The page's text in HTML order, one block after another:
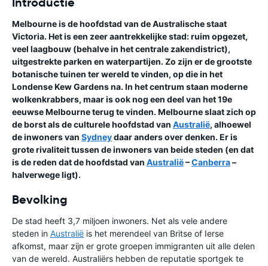
Melbourne is de hoofdstad van de Australische staat
Victoria. Het is een zeer aantrekkelijke stad: ruim opgezet,
veel laagbouw (behalve in het centrale zakendistrict),
uitgestrekte parken en waterpartijen. Zo zijn er de grootste
botanische tuinen ter wereld te vinden, op die in het
Londense Kew Gardens na. In het centrum staan moderne
wolkenkrabbers, maar is ook nog een deel van het 19e
eeuwse Melbourne terug te vinden. Melbourne slaat zich op
de borst als de culturele hoofdstad van Australië, alhoewel
de inwoners van Sydneydaar anders over denken. Er is
grote rivaliteit tussen de inwoners van beide steden (en dat
is de reden dat de hoofdstad van Australië–Canberra–
halverwege ligt).
Bevolking
De stad heeft 3,7 miljoen inwoners. Net als vele andere
steden in Australië is het merendeel van Britse of Ierse
afkomst, maar zijn er grote groepen immigranten uit alle delen
van de wereld. Australiërs hebben de reputatie sportgek te